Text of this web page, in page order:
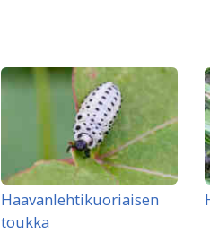
Haavanlehtikuoriaisen
toukka